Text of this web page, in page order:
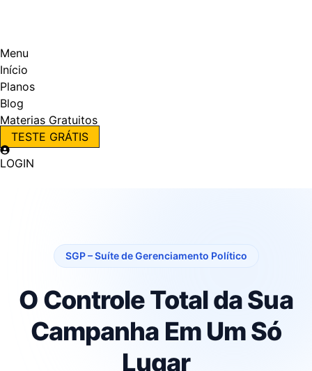
Menu
Início
Planos
Blog
Materias Gratuitos
TESTE GRÁTIS
LOGIN
SGP – Suíte de Gerenciamento Político
O Controle Total da Sua
Campanha Em Um Só
Lugar